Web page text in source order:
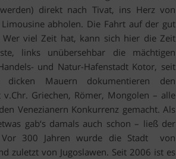
direkt nach Tivat, ins Herz von
abholen. Die Fahrt auf der gut
Wer viel Zeit hat, kann sich hier die Zeit
links unübersehbar die mächtigen
und Natur-Hafenstadt Kotor, seit
Mauern dokumentieren den
Griechen, Römer, Mongolen – alle
Venezianern Konkurrenz gemacht. Als
gab‘s damals auch schon – ließ der
Vor 300 Jahren wurde die Stadt von
zuletzt von Jugoslawen. Seit 2006 ist es